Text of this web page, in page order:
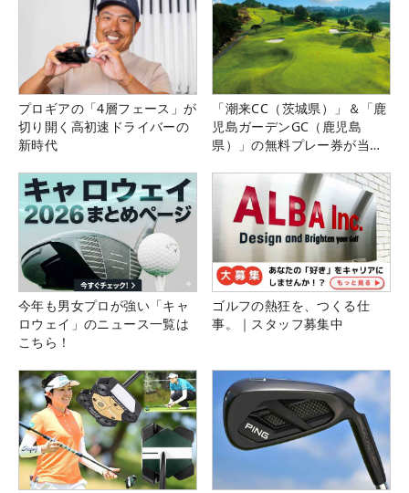
プロギアの「4層フェース」が
切り開く高初速ドライバーの
新時代
「潮来CC（茨城県）」＆「鹿
児島ガーデンGC（鹿児島
県）」の無料プレー券が当た
今年も男女プロが強い「キャ
ロウェイ」のニュース一覧は
こちら！
ゴルフの熱狂を、つくる仕
事。｜スタッフ募集中